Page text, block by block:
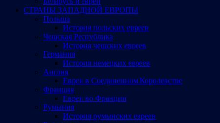
СТРАНЫ ЗАПАДНОЙ ЕВРОПЫ
Польша
История польских евреев
Чешская Республика
История чешских евреев
Германия
История немецких евреев
Англия
Евреи в Соединенном Королевстве
Франция
Евреи во Франции
Румыния
История румынских евреев